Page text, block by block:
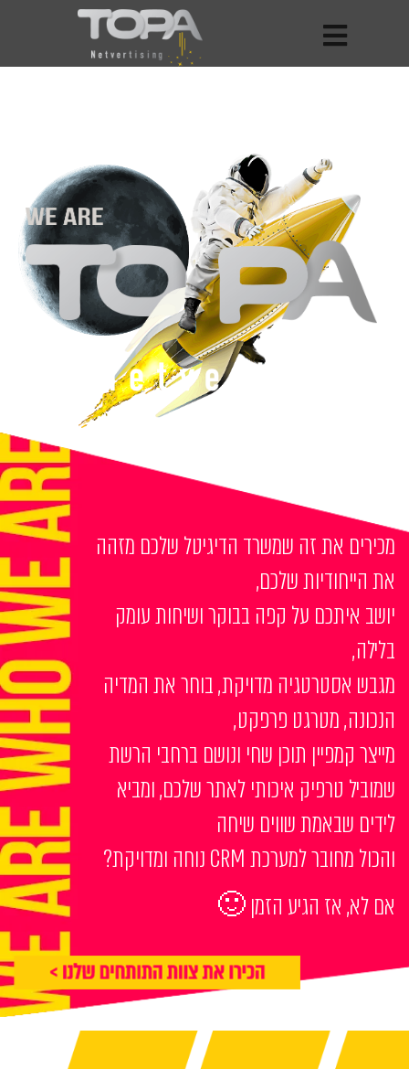
מכירים את זה שמשרד הדיגיטל שלכם מזהה
את הייחודיות שלכם,
יושב איתכם על קפה בבוקר ושיחות עומק
בלילה,
מגבש אסטרטגיה מדויקת, בוחר את המדיה
הנכונה, מטרגט פרפקט,
מייצר קמפיין תוכן שחי ונושם ברחבי הרשת
שמוביל טרפיק איכותי לאתר שלכם, ומביא
לידים שבאמת שווים שיחה
והכול מחובר למערכת CRM נוחה ומדויקת?
אם לא, אז הגיע הזמן 🙂